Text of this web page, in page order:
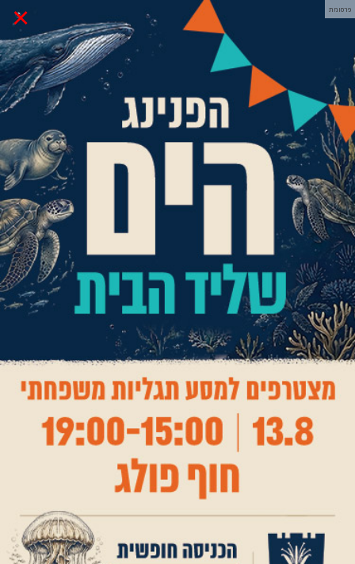
× פרסומת